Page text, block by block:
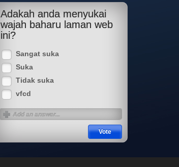
Adakah anda menyukai
wajah baharu laman web
ini?
Sangat suka
Suka
Tidak suka
vfcd